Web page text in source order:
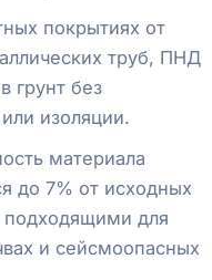
покрытиях от
труб, ПНД
грунт без
изоляции.
материала
до 7% от исходных
подходящими для
и сейсмоопасных